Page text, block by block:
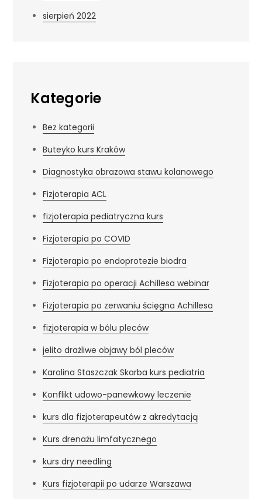
sierpień 2022
Kategorie
Bez kategorii
Buteyko kurs Kraków
Diagnostyka obrazowa stawu kolanowego
Fizjoterapia ACL
fizjoterapia pediatryczna kurs
Fizjoterapia po COVID
Fizjoterapia po endoprotezie biodra
Fizjoterapia po operacji Achillesa webinar
Fizjoterapia po zerwaniu ścięgna Achillesa
fizjoterapia w bólu pleców
jelito drażliwe objawy ból pleców
Karolina Staszczak Skarba kurs pediatria
Konflikt udowo-panewkowy leczenie
kurs dla fizjoterapeutów z akredytacją
Kurs drenażu limfatycznego
kurs dry needling
Kurs fizjoterapii po udarze Warszawa